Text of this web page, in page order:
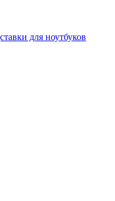
для ноутбуков